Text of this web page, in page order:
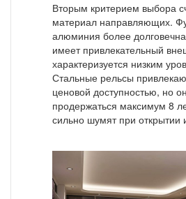
Вторым критерием выбора
материал направляющих.
алюминия более
имеет привлекательный
характеризуется низким
Стальные рельсы
ценовой доступностью, но
продержаться максимум 8
сильно шумят при открытии